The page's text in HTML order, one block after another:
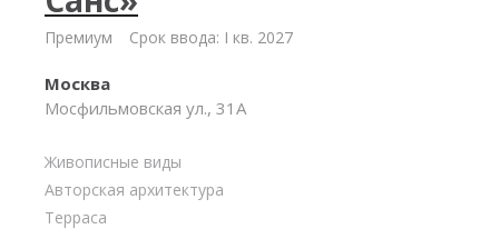
Премиум Срок ввода: I кв. 2027
Москва
Мосфильмовская ул., 31А
Живописные виды
Авторская архитектура
Терраса